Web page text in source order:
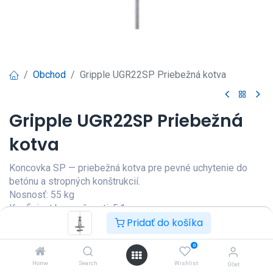
Pridať do košíka
Home Search
0
Wishlist Účet
Obchod Gripple UGR22SP Priebežná kotva
Gripple UGR22SP Priebežná
kotva
Koncovka SP — priebežná kotva pre pevné uchytenie do
betónu a stropných konštrukcií.
Nosnosť: 55 kg
Koeficient bezpečnosti: 5:1
Prihlásenie|Registráciapre
zobrazenie ceny